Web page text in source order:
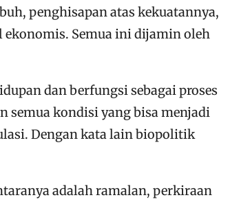
penghisapan atas kekuatannya,
Semua ini dijamin oleh
dan berfungsi sebagai proses
semua kondisi yang bisa menjadi
Dengan kata lain biopolitik
adalah ramalan, perkiraan